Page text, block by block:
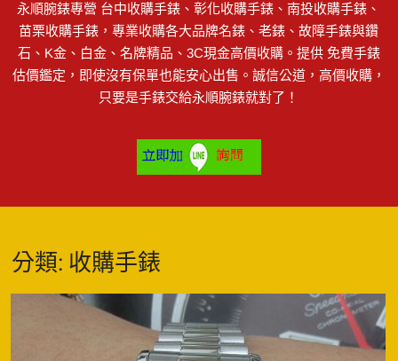
永順腕錶專營 台中收購手錶、彰化收購手錶、南投收購手錶、
苗栗收購手錶，專業收購各大品牌名錶、老錶、故障手錶與鑽
石、K金、白金、名牌精品、3C現金高價收購。提供 免費手錶
估價鑑定，即使沒有保單也能安心出售。誠信公道，高價收購，
只要是手錶交給永順腕錶就對了！
分類: 收購手錶